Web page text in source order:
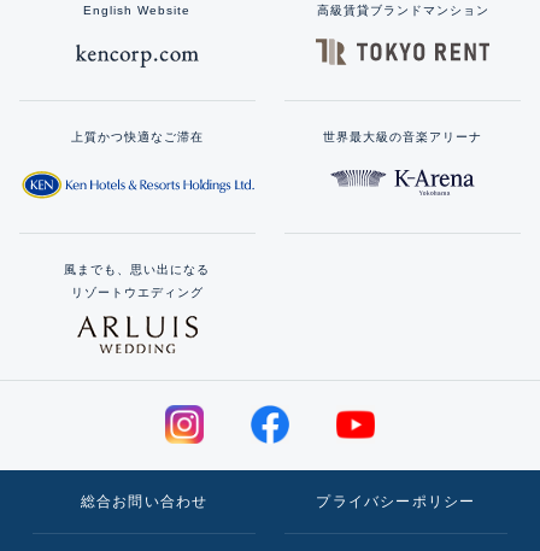
English Website 高級賃貸ブランドマンション
上質かつ快適なご滞在 世界最大級の音楽アリーナ
風までも、思い出になる
リゾートウエディング
総合お問い合わせ プライバシーポリシー